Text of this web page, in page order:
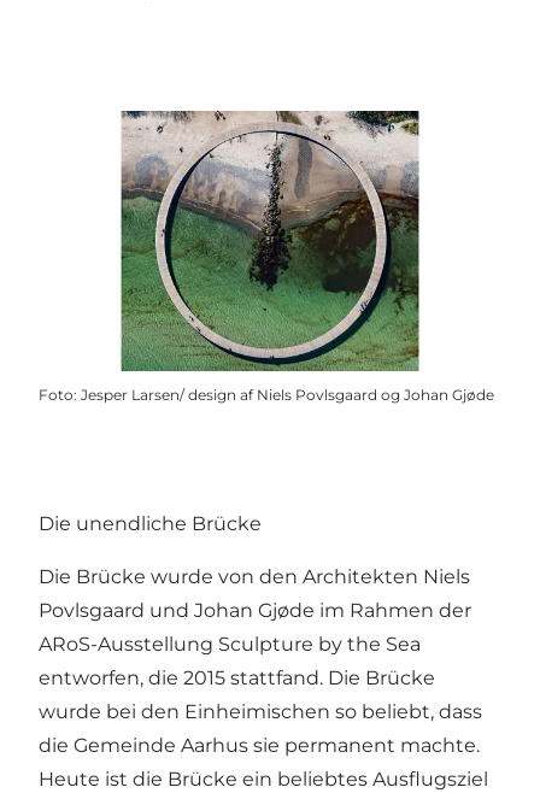
Foto: Jesper Larsen/ design af Niels Povlsgaard og Johan Gjøde
Die unendliche Brücke
Die Brücke wurde von den Architekten Niels
Povlsgaard und Johan Gjøde im Rahmen der
ARoS-Ausstellung Sculpture by the Sea
entworfen, die 2015 stattfand. Die Brücke
wurde bei den Einheimischen so beliebt, dass
die Gemeinde Aarhus sie permanent machte.
Heute ist die Brücke ein beliebtes Ausflugsziel